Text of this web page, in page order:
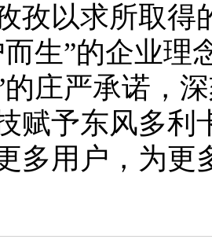
孜以求所取得
生”的企业理
的庄严承诺，
赋予东风多利
多用户，为更